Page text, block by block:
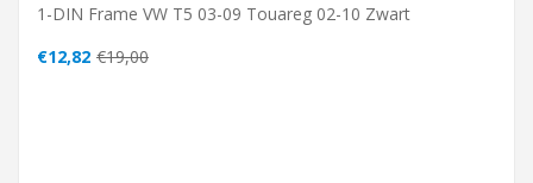
1-DIN Frame VW T5 03-09 Touareg 02-10 Zwart
€12,82 €19,00